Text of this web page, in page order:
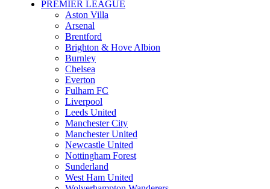
PREMIER LEAGUE
Aston Villa
Arsenal
Brentford
Brighton & Hove Albion
Burnley
Chelsea
Everton
Fulham FC
Liverpool
Leeds United
Manchester City
Manchester United
Newcastle United
Nottingham Forest
Sunderland
West Ham United